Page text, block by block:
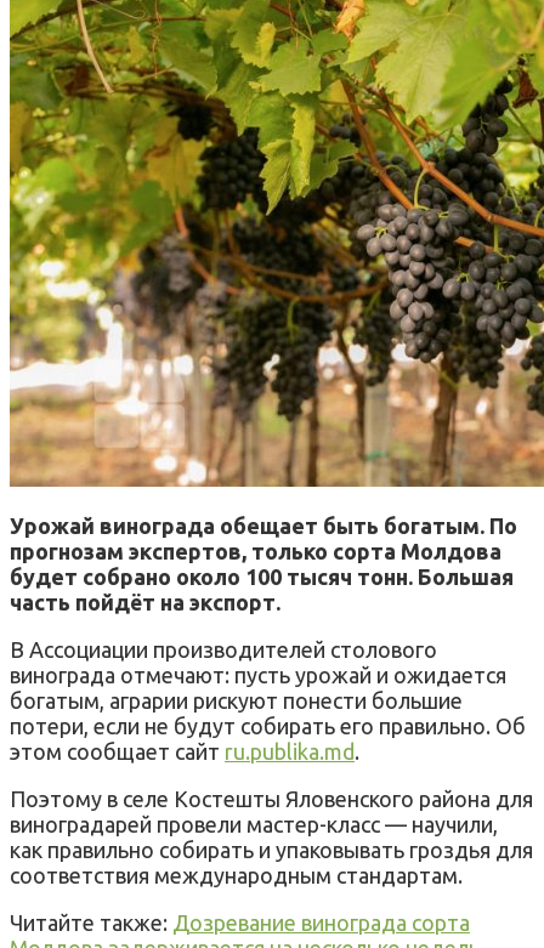
Урожай винограда обещает быть богатым. По
прогнозам экспертов, только сорта Молдова
будет собрано около 100 тысяч тонн. Большая
часть пойдёт на экспорт.
В Ассоциации производителей столового
винограда отмечают: пусть урожай и ожидается
богатым, аграрии рискуют понести большие
потери, если не будут собирать его правильно. Об
этом сообщает сайт ru.publika.md.
Поэтому в селе Костешты Яловенского района для
виноградарей провели мастер-класс — научили,
как правильно собирать и упаковывать гроздья для
соответствия международным стандартам.
Читайте также: Дозревание винограда сорта